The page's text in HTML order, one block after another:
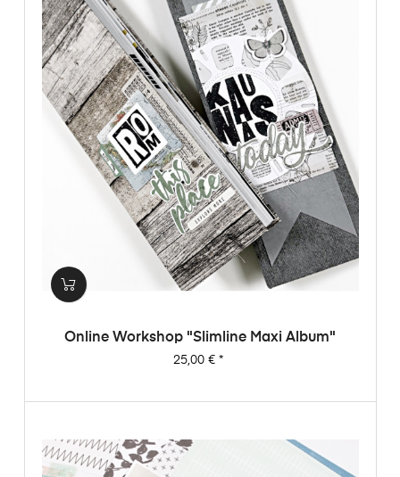
Online Workshop "Slimline Maxi Album"
Preis
25,00 €*